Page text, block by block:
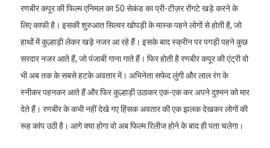
रणबीर कपूर की फिल्म एनिमल का 50 सेकंड का प्री-टीज़र रोंगटे खड़े करने के
लिए काफी है। इसकी शुरुआत सिल्वर खोपड़ी के मास्क पहने लोगों से होती है, जो
हाथों में कुल्हाड़ी लेकर खड़े नजर आ रहे हैं। इसके बाद स्क्रीन पर पगड़ी पहने कुछ
सरदार नजर आते हैं, जो पंजाबी गाना गाते हैं। फिर होती है रणबीर कपूर की एंट्री वो
भी अब तक के सबसे हटके अवतार में। अभिनेता सफेद लुंगी और लाल रंग के
स्नीकर पहनकर आते हैं और फिर कुल्हाड़ी उठाकर एक-एक कर अपने दुश्मन को मार
देते हैं। रणबीर के कभी नहीं देखे गए हिंसक अवतार की एक झलक देखकर लोगों की
रूह कांप उठी है। आगे क्या होगा वो अब फिल्म रिलीज होने के बाद ही पता चलेगा।